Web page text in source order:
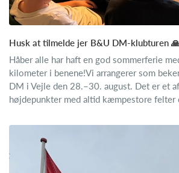
Husk at tilmelde jer B&U DM-klubturen
Håber alle har haft en god sommerferie
kilometer i benene!Vi arrangerer som
DM i Vejle den 28.–30. august. Det er et
højdepunkter med altid kæmpestore felter